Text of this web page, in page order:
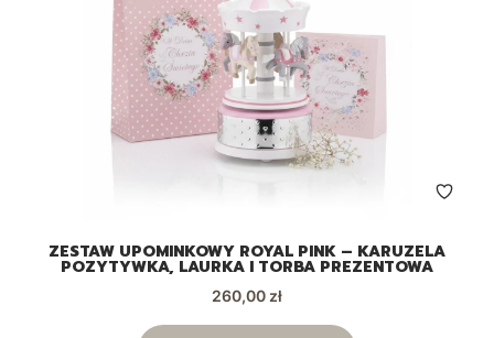
ZESTAW UPOMINKOWY ROYAL PINK – KARUZELA
POZYTYWKA, LAURKA I TORBA PREZENTOWA
Cena
260,00 zł